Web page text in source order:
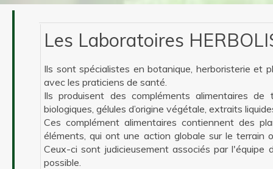
Les Laboratoires
Ils sont spécialistes en botanique, herboristerie et
avec les praticiens de santé.
Ils produisent des compléments alimentaires
biologiques, gélules d’origine végétale, extraits
Ces complément alimentaires contiennent des
éléments, qui ont une action globale sur le terrain
Ceux-ci sont judicieusement associés par l'équipe
possible.